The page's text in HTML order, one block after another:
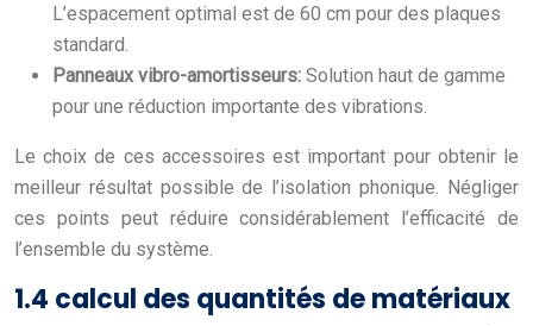
L’espacement optimal est de 60 cm pour des plaques
standard.
Panneaux vibro-amortisseurs: Solution haut de gamme
pour une réduction importante des vibrations.
Le choix de ces accessoires est important pour obtenir le
meilleur résultat possible de l’isolation phonique. Négliger
ces points peut réduire considérablement l’efficacité de
l’ensemble du système.
1.4 calcul des quantités de matériaux